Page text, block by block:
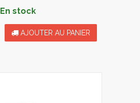
En stock
AJOUTER AU PANIER